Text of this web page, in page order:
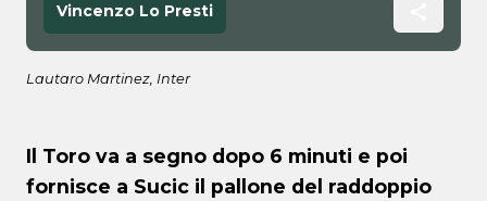
Vincenzo Lo Presti
Lautaro Martinez, Inter
Il Toro va a segno dopo 6 minuti e poi
fornisce a Sucic il pallone del raddoppio